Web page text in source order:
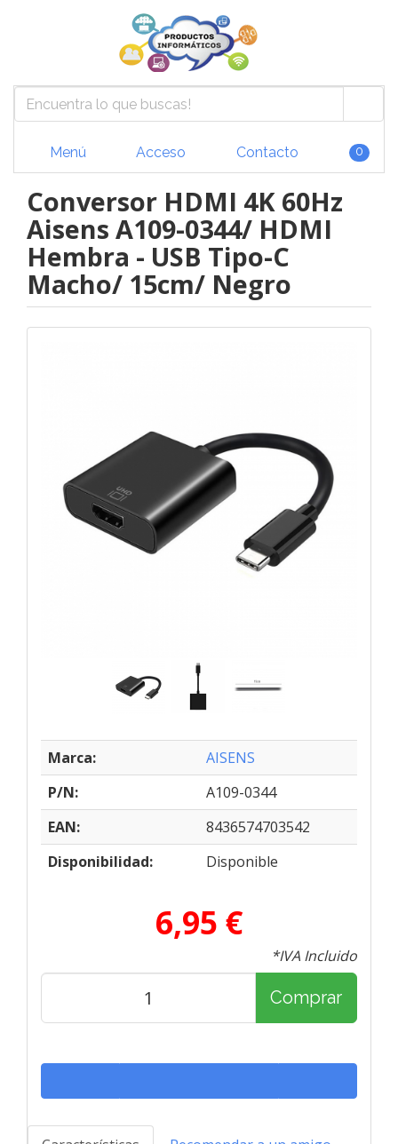
Menú Acceso Contacto 0
Conversor HDMI 4K 60Hz
Aisens A109-0344/ HDMI
Hembra - USB Tipo-C
Macho/ 15cm/ Negro
Marca:
AISENS
P/N:
A109-0344
EAN:
8436574703542
Disponibilidad:
Disponible
6,95 €
*IVA Incluido
Comprar